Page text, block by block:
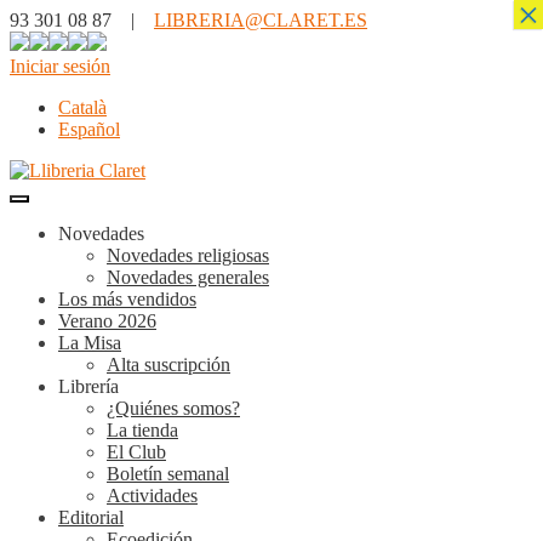
93 301 08 87 | LIBRERIA@CLARET.ES
Iniciar sesión
Català
Español
Novedades
Novedades religiosas
Novedades generales
Los más vendidos
Verano 2026
La Misa
Alta suscripción
Librería
¿Quiénes somos?
La tienda
El Club
Boletín semanal
Actividades
Editorial
×